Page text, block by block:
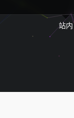
站内